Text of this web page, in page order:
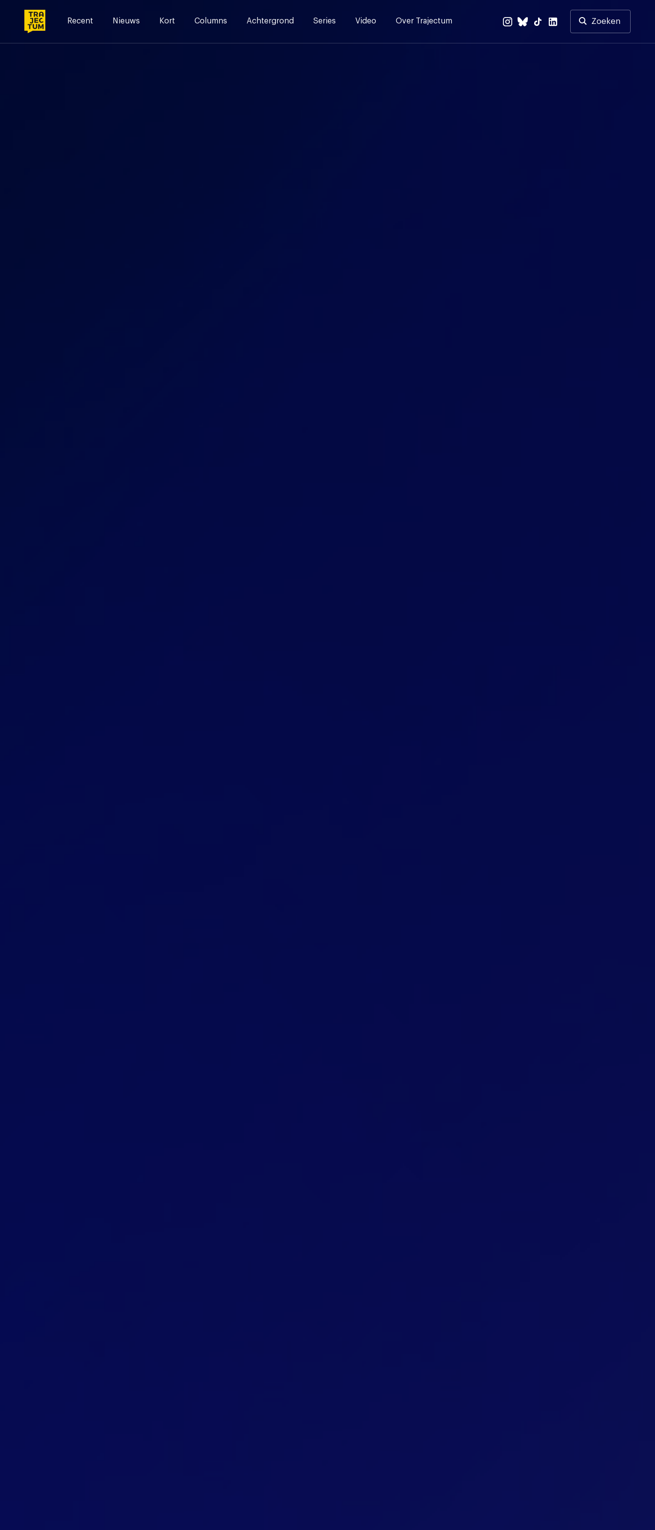
Recent Nieuws Kort Columns Achtergrond Series Video Over Trajectum Zoeken